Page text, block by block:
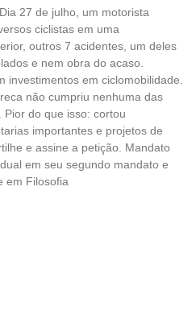
27 de julho, um motorista
ciclistas em uma
outros 7 acidentes, um deles
e nem obra do acaso.
investimentos em ciclomobilidade.
não cumpriu nenhuma das
Pior do que isso: cortou
importantes e projetos de
e assine a petição. Mandato
em seu segundo mandato e
em Filosofia